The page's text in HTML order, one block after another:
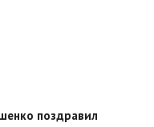
поздравил